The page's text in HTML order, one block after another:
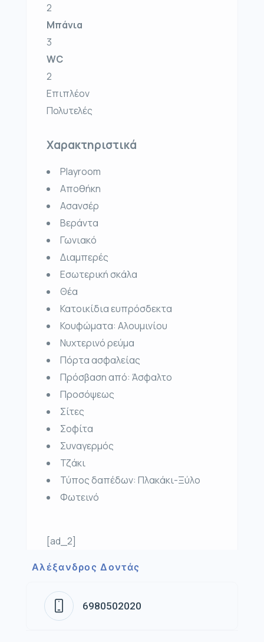
2
Μπάνια
3
WC
2
Επιπλέον
Πολυτελές
Χαρακτηριστικά
Playroom
Αποθήκη
Ασανσέρ
Βεράντα
Γωνιακό
Διαμπερές
Εσωτερική σκάλα
Θέα
Κατοικίδια ευπρόσδεκτα
Κουφώματα: Αλουμινίου
Νυχτερινό ρεύμα
Πόρτα ασφαλείας
Πρόσβαση από: Άσφαλτο
Προσόψεως
Σίτες
Σοφίτα
Συναγερμός
Τζάκι
Τύπος δαπέδων: Πλακάκι-Ξύλο
Φωτεινό
[ad_2]
Αλέξανδρος Δοντάς
6980502020